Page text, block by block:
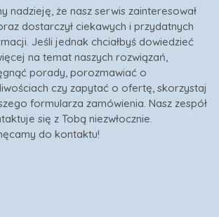
nadzieję, że nasz serwis zainteresował
dostarczył ciekawych i przydatnych
Jeśli jednak chciałbyś dowiedzieć
na temat naszych rozwiązań,
porady, porozmawiać o
czy zapytać o ofertę, skorzystaj
formularza zamówienia. Nasz zespół
się z Tobą niezwłocznie.
do kontaktu!